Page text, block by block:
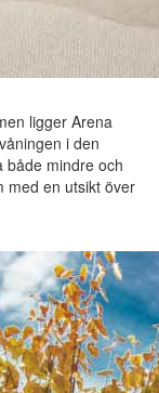
ligger Arena
i den
både mindre och
med en utsikt över